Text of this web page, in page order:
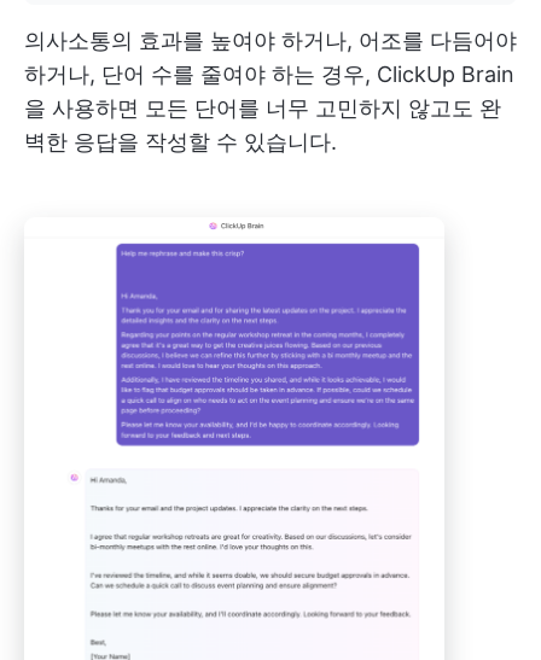
의사소통의 효과를 높여야 하거나, 어조를 다듬어야
하거나, 단어 수를 줄여야 하는 경우, ClickUp Brain
을 사용하면 모든 단어를 너무 고민하지 않고도 완
벽한 응답을 작성할 수 있습니다.